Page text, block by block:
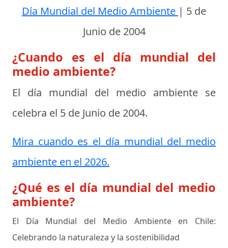
Día Mundial del Medio Ambiente | 5 de
Junio de 2004
¿Cuando es el día mundial del
medio ambiente?
El día mundial del medio ambiente se
celebra el 5 de Junio de 2004.
Mira cuando es el día mundial del medio
ambiente en el 2026.
¿Qué es el día mundial del medio
ambiente?
El Día Mundial del Medio Ambiente en Chile:
Celebrando la naturaleza y la sostenibilidad